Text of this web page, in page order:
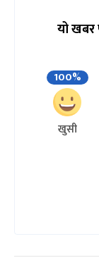
यो खबर
100%
खुसी